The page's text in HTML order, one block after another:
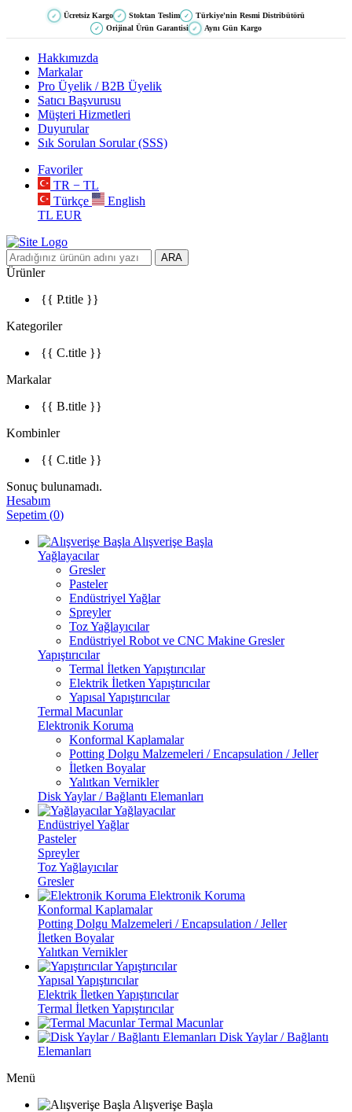
✓ Ücretsiz Kargo ✓ Stoktan Teslim ✓ Türkiye'nin Resmi Distribütörü
✓ Orijinal Ürün Garantisi ✓ Aynı Gün Kargo
Hakkımızda
Markalar
Pro Üyelik / B2B Üyelik
Satıcı Başvurusu
Müşteri Hizmetleri
Duyurular
Sık Sorulan Sorular (SSS)
Favoriler
TR − TL
Türkçe
English
TL EUR
ARA
Ürünler
{{ P.title }}
Kategoriler
{{ C.title }}
Markalar
{{ B.title }}
Kombinler
{{ C.title }}
Sonuç bulunamadı.
Hesabım
Sepetim (0)
Alışverişe Başla
Yağlayacılar
Gresler
Pasteler
Endüstriyel Yağlar
Spreyler
Toz Yağlayıcılar
Endüstriyel Robot ve CNC Makine Gresler
Yapıştırıcılar
Termal İletken Yapıştırıcılar
Elektrik İletken Yapıştırıcılar
Yapısal Yapıştırıcılar
Termal Macunlar
Elektronik Koruma
Konformal Kaplamalar
Potting Dolgu Malzemeleri / Encapsulation / Jeller
İletken Boyalar
Yalıtkan Vernikler
Disk Yaylar / Bağlantı Elemanları
Yağlayacılar
Endüstriyel Yağlar
Pasteler
Spreyler
Toz Yağlayıcılar
Gresler
Elektronik Koruma
Konformal Kaplamalar
Potting Dolgu Malzemeleri / Encapsulation / Jeller
İletken Boyalar
Yalıtkan Vernikler
Yapıştırıcılar
Yapısal Yapıştırıcılar
Elektrik İletken Yapıştırıcılar
Termal İletken Yapıştırıcılar
Termal Macunlar
Disk Yaylar / Bağlantı
Elemanları
Menü
Alışverişe Başla